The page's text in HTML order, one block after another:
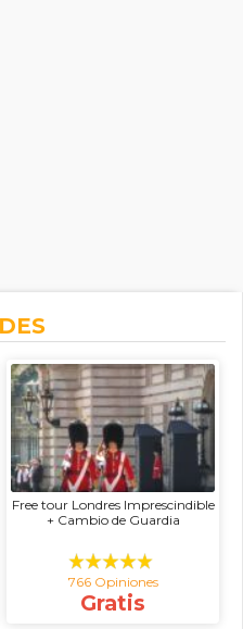
Free tour Londres Imprescindible
+ Cambio de Guardia
766 Opiniones
Gratis